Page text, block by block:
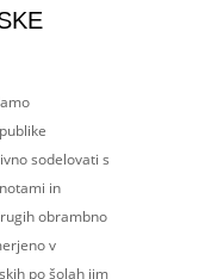
sodelovati s
in
obrambno
v
po šolah jim